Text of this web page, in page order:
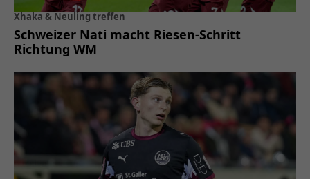
Xhaka & Neuling treffen
Schweizer Nati macht Riesen-Schritt
Richtung WM